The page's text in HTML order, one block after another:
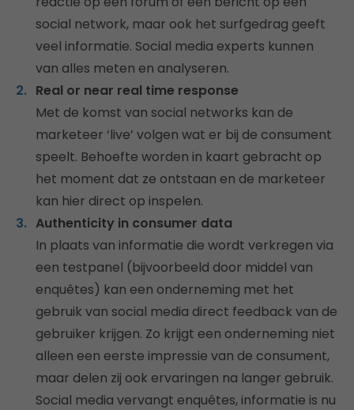
social network, maar ook het surfgedrag geeft
veel informatie. Social media experts kunnen
van alles meten en analyseren.
Real or near real time response
Met de komst van social networks kan de
marketeer ‘live’ volgen wat er bij de consument
speelt. Behoefte worden in kaart gebracht op
het moment dat ze ontstaan en de marketeer
kan hier direct op inspelen.
Authenticity in consumer data
In plaats van informatie die wordt verkregen via
een testpanel (bijvoorbeeld door middel van
enquêtes) kan een onderneming met het
gebruik van social media direct feedback van de
gebruiker krijgen. Zo krijgt een onderneming niet
alleen een eerste impressie van de consument,
maar delen zij ook ervaringen na langer gebruik.
Social media vervangt enquêtes, informatie is nu